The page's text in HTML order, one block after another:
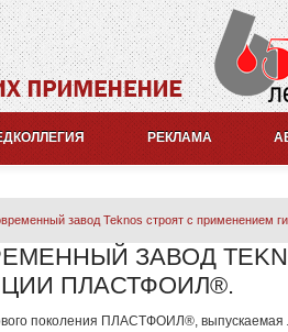
РЕКЛАМА
завод Teknos строят с применением
ЗАВОД
ПЛАСТФОИЛ®.
поколения ПЛАСТФОИЛ®, выпускаемая